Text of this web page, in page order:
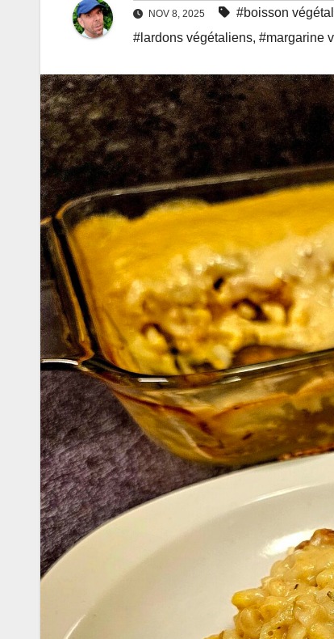
NOV 8, 2025 #boisson
#lardons végétaliens, #margarine